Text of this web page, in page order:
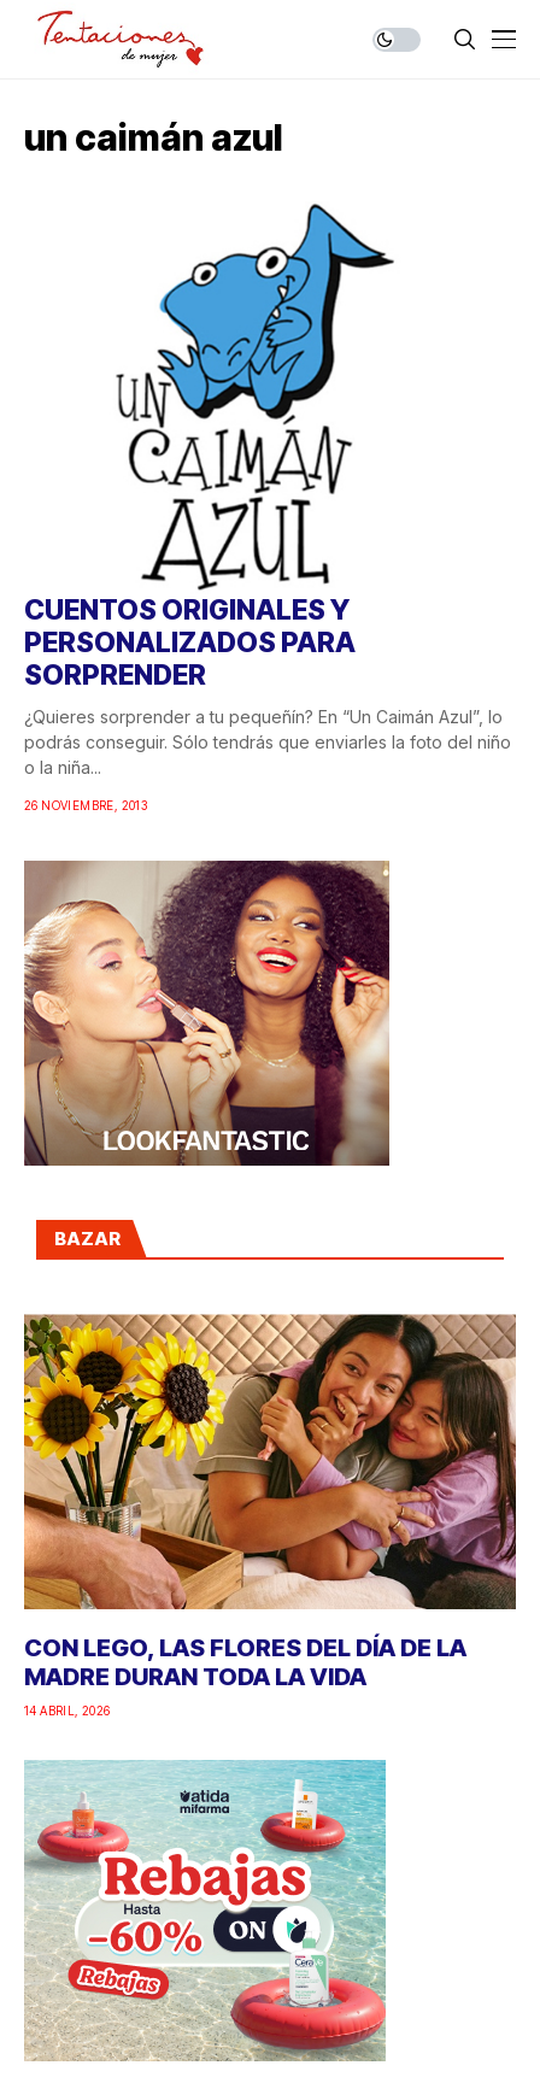
un caimán azul
CUENTOS ORIGINALES Y
PERSONALIZADOS PARA
SORPRENDER
¿Quieres sorprender a tu pequeñín? En “Un Caimán Azul”, lo
podrás conseguir. Sólo tendrás que enviarles la foto del niño
o la niña...
26 NOVIEMBRE, 2013
BAZAR
CON LEGO, LAS FLORES DEL DÍA DE LA
MADRE DURAN TODA LA VIDA
14 ABRIL, 2026